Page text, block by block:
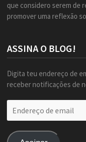
que considero serem de
promover uma reflexão
ASSINA O BLOG!
Digita teu endereço de
receber notificações de
de